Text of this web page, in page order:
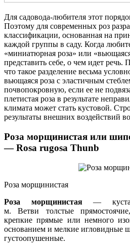
Для садовода-любителя этот
Поэтому для современных роз
классификации, основанная на
каждой группы в саду. Когда
«миниатюрная роза» или
представить себе, о чем идет речь.
что такое разделение весьма
вьющаяся роза с эластичным
почвопокровную, если ее не
плетистая роза в результате
климата может стать кустовой.
результаты внешних воздействий
Роза морщинистая или
— Rosa rugosa Thunb
Роза морщинистая
Роза морщинистая—
м. Ветви толстые
крепкие прямые или немного
основанием и мелкие игловидные
густоопушенные.